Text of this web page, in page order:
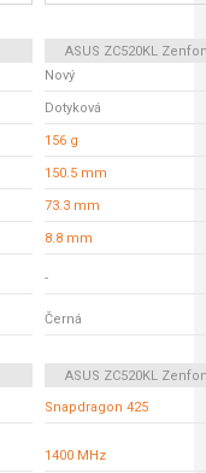
ASUS ZC520KL
Nový
Dotyková
156 g
150.5 mm
73.3 mm
8.8 mm
-
Černá
ASUS ZC520KL
Snapdragon 425
1400 MHz